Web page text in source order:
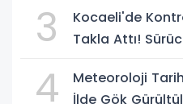
3
Kocaeli'de
Takla Attı!
4
Meteoroloji
İlde Gök